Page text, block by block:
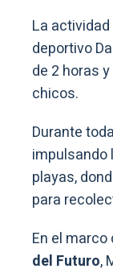
La
deportivo
de 2 horas
chicos.
Durante
impulsando
playas,
para
En el marco
del Futuro,